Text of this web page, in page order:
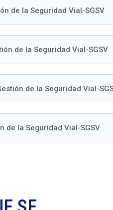
de la Seguridad Vial-SGSV
de la Seguridad Vial-SGSV
de la Seguridad Vial-
de la Seguridad Vial-SGSV